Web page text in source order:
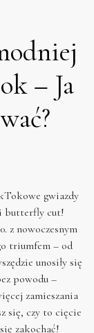
– Ja
gwiazdy
butterfly cut!
z nowoczesnym
triumfem – od
unosiły się
powodu –
zamieszania
się, czy to cięcie
zakochać!